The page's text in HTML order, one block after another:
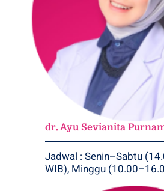
dr. Ayu Sevianita
Jadwal : Senin–Sabtu (14.00–18.00
WIB), Minggu